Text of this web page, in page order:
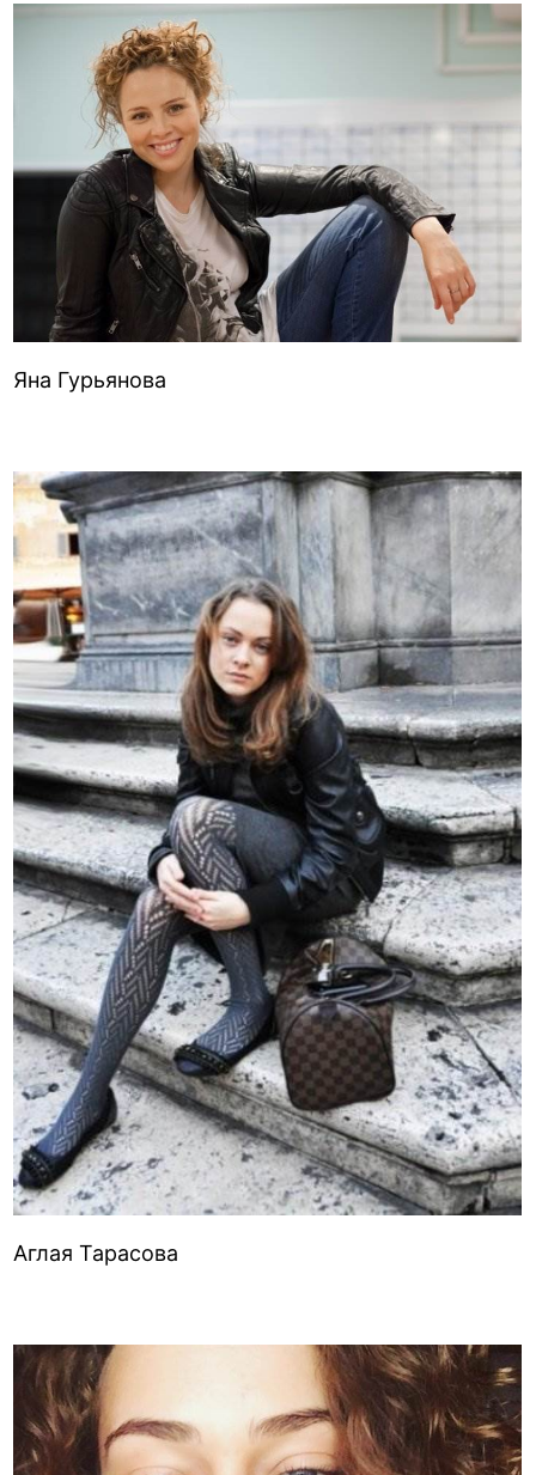
Яна Гурьянова
Аглая Тарасова